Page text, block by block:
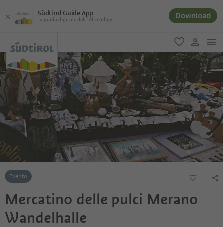
Südtirol Guide App
La guida digitale dell´Alto Adige Download
favoriti
user link
Evento
Mercatino delle pulci Merano
Wandelhalle